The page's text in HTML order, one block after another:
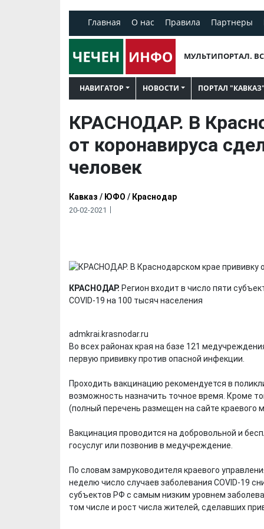
Главная О нас Правила Партнеры
МУЛЬТИПОРТАЛ.
НАВИГАТОР НОВОСТИ ПОРТАЛ "КАВКАЗ"
КРАСНОДАР. В
от коронавируса
человек
Кавказ / ЮФО / Краснодар
20-02-2021
КРАСНОДАР. Регион входит в число пяти
COVID-19 на 100 тысяч населения
admkrai.krasnodar.ru
Во всех районах края на базе 121
первую прививку против опасной инфекции.
Проходить вакцинацию рекомендуется в
возможность назначить точное время. Кроме
(полный перечень размещен на сайте краевого
Вакцинация проводится на добровольной и
госуслуг или позвонив в медучреждение.
По словам замруководителя краевого
неделю число случаев заболевания COVID-19
субъектов РФ с самым низким уровнем
том числе и рост числа жителей, сделавших